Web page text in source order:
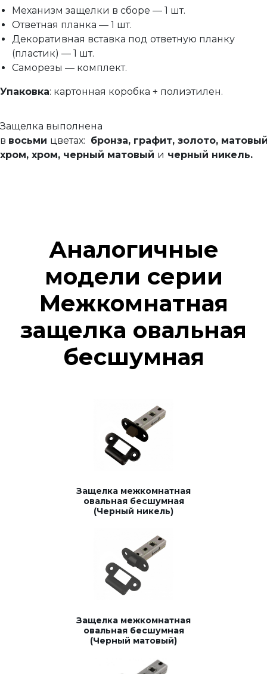
Механизм защелки в сборе — 1 шт.
Ответная планка — 1 шт.
Декоративная вставка под ответную планку
(пластик) — 1 шт.
Саморезы — комплект.
Упаковка: картонная коробка + полиэтилен.
Защелка выполнена
в восьми цветах: бронза, графит, золото,
хром, хром, черный матовый и черный никель.
Аналогичные
модели серии
Межкомнатная
защелка овальная
бесшумная
Защелка межкомнатная
овальная бесшумная
(Черный никель)
Защелка межкомнатная
овальная бесшумная
(Черный матовый)